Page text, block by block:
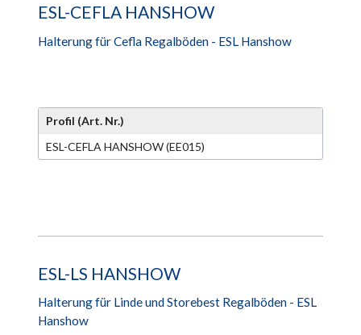
ESL-CEFLA HANSHOW
Halterung für Cefla Regalböden - ESL Hanshow
Profil (Art. Nr.)
ESL-CEFLA HANSHOW (EE015)
ESL-LS HANSHOW
Halterung für Linde und Storebest Regalböden - ESL
Hanshow